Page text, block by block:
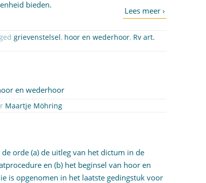
bieden.
grievenstelsel, hoor en wederhoor, Rv art.
en wederhoor
Maartje Möhring
orde (a) de uitleg van het dictum in de
en (b) het beginsel van hoor en
is opgenomen in het laatste gedingstuk voor